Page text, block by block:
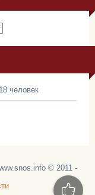
человек
© 2011 -